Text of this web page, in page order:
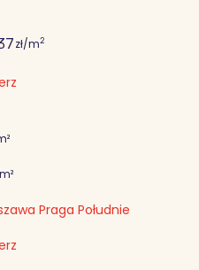
zł/m2
m²
Praga Południe